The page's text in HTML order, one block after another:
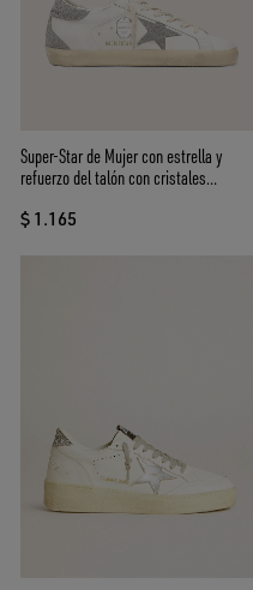
Super-Star de Mujer con estrella y
refuerzo del talón con cristales
$ 1.165